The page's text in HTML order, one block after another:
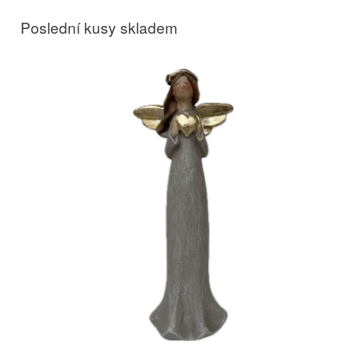
Poslední kusy skladem